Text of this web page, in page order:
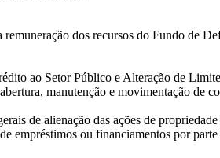
remuneração dos recursos do Fundo de
ao Setor Público e Alteração de
manutenção e movimentação de
de alienação das ações de
empréstimos ou financiamentos por